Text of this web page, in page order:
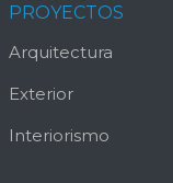
PROYECTOS
Arquitectura
Exterior
Interiorismo